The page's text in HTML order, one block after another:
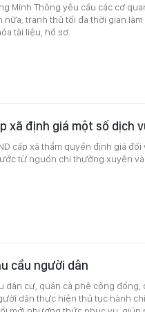
Minh Thông yêu cầu các cơ
tranh thủ tối đa thời gian làm
tài liệu, hồ sơ.
xã định giá một số dịch
cấp xã thẩm quyền định giá
từ nguồn chi thường xuyên
cầu người dân
dân cư, quán cà phê cộng đồng,
dân thực hiện thủ tục hành